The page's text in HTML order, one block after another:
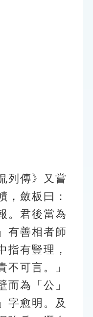
列傳》又嘗
，斂板曰：
。君後當為
有善相者師
指有豎理，
不可言。」
而為「公」
字愈明。及